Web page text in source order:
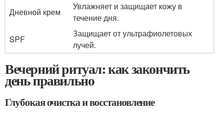
Дневной крем
Увлажняет и защищает кожу в
течение дня.
SPF
Защищает от ультрафиолетовых
лучей.
Вечерний ритуал: как закончить
день правильно
Глубокая очистка и восстановление